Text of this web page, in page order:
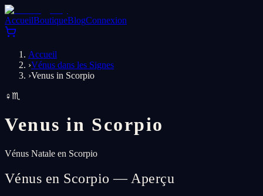
AccueilBoutiqueBlogConnexion
Accueil
›Vénus dans les Signes
›Venus in Scorpio
♀♏
Venus in Scorpio
Vénus Natale en Scorpio
Vénus en Scorpio — Aperçu